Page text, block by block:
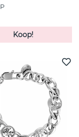
Koop!